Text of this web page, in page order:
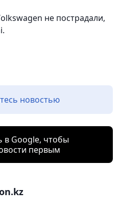
не пострадали,
новостью
в Google, чтобы
первым